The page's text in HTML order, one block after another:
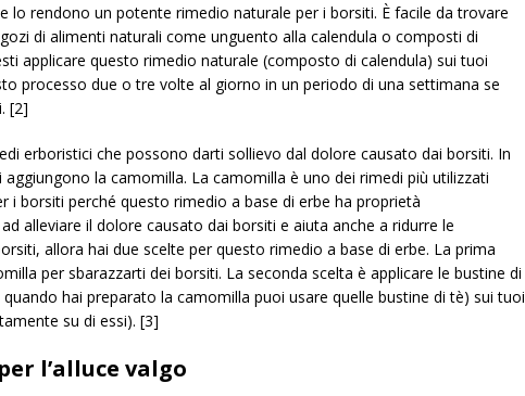
lo rendono un potente rimedio naturale per i borsiti. È facile da trovare
di alimenti naturali come unguento alla calendula o composti di
applicare questo rimedio naturale (composto di calendula) sui tuoi
processo due o tre volte al giorno in un periodo di una settimana se
[2]
erboristici che possono darti sollievo dal dolore causato dai borsiti. In
la camomilla. La camomilla è uno dei rimedi più utilizzati
i borsiti perché questo rimedio a base di erbe ha proprietà
alleviare il dolore causato dai borsiti e aiuta anche a ridurre le
allora hai due scelte per questo rimedio a base di erbe. La prima
per sbarazzarti dei borsiti. La seconda scelta è applicare le bustine di
hai preparato la camomilla puoi usare quelle bustine di tè) sui tuoi
su di essi). [3]
l’alluce valgo